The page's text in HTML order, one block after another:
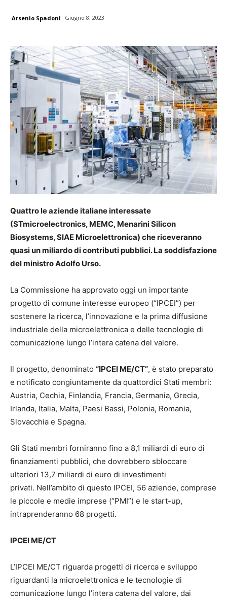
Arsenio Spadoni Giugno 8, 2023
Quattro le aziende italiane interessate
(STmicroelectronics, MEMC, Menarini Silicon
Biosystems, SIAE Microelettronica) che riceveranno
quasi un miliardo di contributi pubblici. La soddisfazione
del ministro Adolfo Urso.
La Commissione ha approvato oggi un importante
progetto di comune interesse europeo (“IPCEI”) per
sostenere la ricerca, l’innovazione e la prima diffusione
industriale della microelettronica e delle tecnologie di
comunicazione lungo l’intera catena del valore.
Il progetto, denominato “IPCEI ME/CT”, è stato preparato
e notificato congiuntamente da quattordici Stati membri:
Austria, Cechia, Finlandia, Francia, Germania, Grecia,
Irlanda, Italia, Malta, Paesi Bassi, Polonia, Romania,
Slovacchia e Spagna.
Gli Stati membri forniranno fino a 8,1 miliardi di euro di
finanziamenti pubblici, che dovrebbero sbloccare
ulteriori 13,7 miliardi di euro di investimenti
privati. Nell’ambito di questo IPCEI, 56 aziende, comprese
le piccole e medie imprese (“PMI”) e le start-up,
intraprenderanno 68 progetti.
IPCEI ME/CT
L’IPCEI ME/CT riguarda progetti di ricerca e sviluppo
riguardanti la microelettronica e le tecnologie di
comunicazione lungo l’intera catena del valore, dai